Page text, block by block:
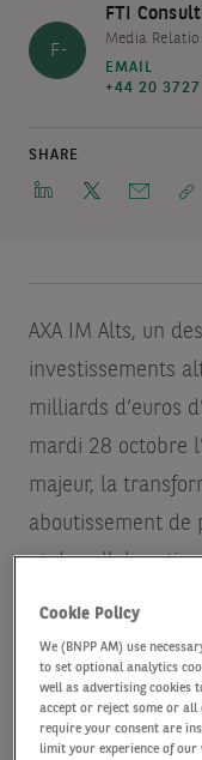
F-
FTI
Media
EMAIL
+44 20
SHARE
AXA IM Alts, un
investissements
milliards d’euros
mardi 28 octobre
majeur, la
aboutissement de
et de
Moulineaux.
Porté par AXA IM
pour le compte
Sefri-Cime, maître
Cookie Policy
We (BNPP AM) use
to set optional analytics
well as advertising cookies
accept or reject some or all
require your consent are
limit your experience of